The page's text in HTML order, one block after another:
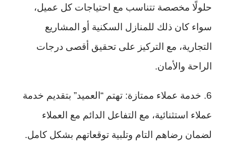
حلولًا مخصصة تتناسب مع احتياجات كل عميل،
سواء كان ذلك للمنازل السكنية أو المشاريع
التجارية، مع التركيز على تحقيق أقصى درجات
الراحة والأمان.
6. خدمة عملاء ممتازة: تهتم “العميد” بتقديم خدمة
عملاء استثنائية، مع التفاعل الدائم مع العملاء
لضمان رضاهم التام وتلبية توقعاتهم بشكل كامل.